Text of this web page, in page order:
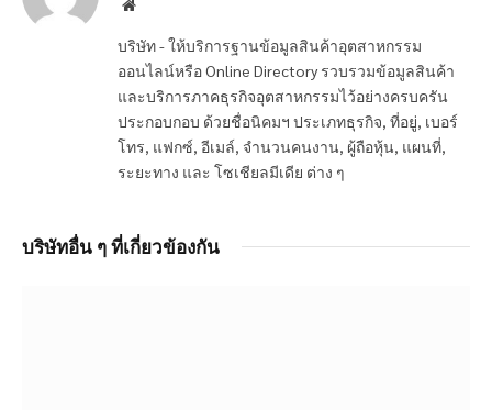
Website
บริษัท - ให้บริการฐานข้อมูลสินค้าอุตสาหกรรม
ออนไลน์หรือ Online Directory รวบรวมข้อมูลสินค้า
และบริการภาคธุรกิจอุตสาหกรรมไว้อย่างครบครัน
ประกอบกอบ ด้วยชื่อนิคมฯ ประเภทธุรกิจ, ที่อยู่, เบอร์
โทร, แฟกซ์, อีเมล์, จำนวนคนงาน, ผู้ถือหุ้น, แผนที่,
ระยะทาง และ โซเชียลมีเดีย ต่าง ๆ
บริษัทอื่น ๆ ที่เกี่ยวข้องกัน